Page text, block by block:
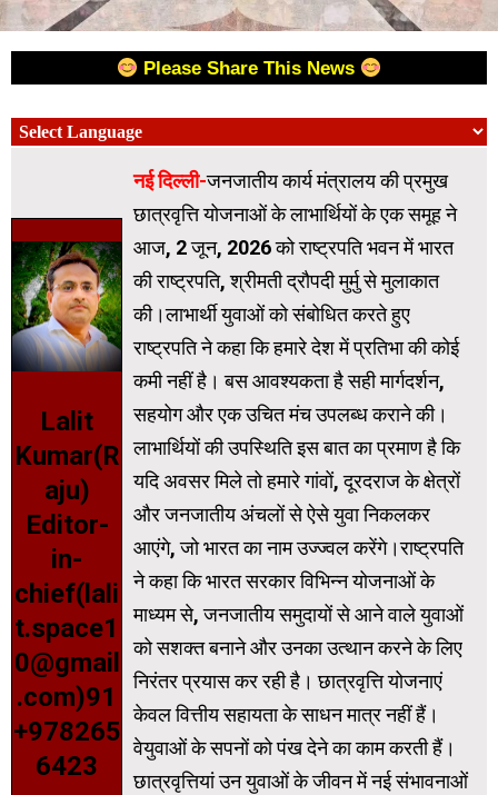
Please Share This News
Lalit
Kumar(R
aju)
Editor-
in-
chief(lali
t.space1
0@gmail
.com)91
+978265
6423
नई दिल्ली-जनजातीय कार्य मंत्रालय की प्रमुख
छात्रवृत्ति योजनाओं के लाभार्थियों के एक समूह ने
आज, 2 जून, 2026 को राष्ट्रपति भवन में भारत
की राष्ट्रपति, श्रीमती द्रौपदी मुर्मु से मुलाकात
की।लाभार्थी युवाओं को संबोधित करते हुए
राष्ट्रपति ने कहा कि हमारे देश में प्रतिभा की कोई
कमी नहीं है। बस आवश्‍यकता है सही मार्गदर्शन,
सहयोग और एक उचित मंच उपलब्‍ध कराने की।
लाभार्थियों की उपस्थिति इस बात का प्रमाण है कि
यदि अवसर मिले तो हमारे गांवों, दूरदराज के क्षेत्रों
और जनजातीय अंचलों से ऐसे युवा निकलकर
आएंगे, जो भारत का नाम उज्ज्वल करेंगे।राष्ट्रपति
ने कहा कि भारत सरकार विभिन्न योजनाओं के
माध्यम से, जनजातीय समुदायों से आने वाले युवाओं
को सशक्त बनाने और उनका उत्थान करने के लिए
निरंतर प्रयास कर रही है। छात्रवृत्ति योजनाएं
केवल वित्तीय सहायता के साधन मात्र नहीं हैं।
वेयुवाओं के सपनों को पंख देने का काम करती हैं।
छात्रवृत्तियां उन युवाओं के जीवन में नई संभावनाओं